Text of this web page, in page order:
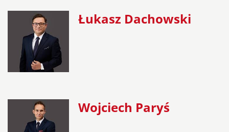
Łukasz Dachowski
Wojciech Paryś